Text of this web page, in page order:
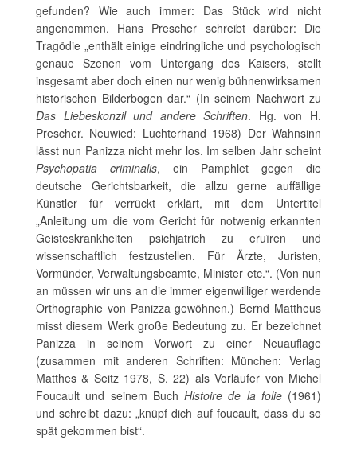
gefunden? Wie auch immer: Das Stück wird nicht
angenommen. Hans Prescher schreibt darüber: Die
Tragödie „enthält einige eindringliche und psychologisch
genaue Szenen vom Untergang des Kaisers, stellt
insgesamt aber doch einen nur wenig bühnenwirksamen
historischen Bilderbogen dar.“ (In seinem Nachwort zu
Das Liebeskonzil und andere Schriften. Hg. von H.
Prescher. Neuwied: Luchterhand 1968) Der Wahnsinn
lässt nun Panizza nicht mehr los. Im selben Jahr scheint
Psychopatia criminalis, ein Pamphlet gegen die
deutsche Gerichtsbarkeit, die allzu gerne auffällige
Künstler für verrückt erklärt, mit dem Untertitel
„Anleitung um die vom Gericht für notwenig erkannten
Geisteskrankheiten psichjatrich zu eruïren und
wissenschaftlich festzustellen. Für Ärzte, Juristen,
Vormünder, Verwaltungsbeamte, Minister etc.“. (Von nun
an müssen wir uns an die immer eigenwilliger werdende
Orthographie von Panizza gewöhnen.) Bernd Mattheus
misst diesem Werk große Bedeutung zu. Er bezeichnet
Panizza in seinem Vorwort zu einer Neuauflage
(zusammen mit anderen Schriften: München: Verlag
Matthes & Seitz 1978, S. 22) als Vorläufer von Michel
Foucault und seinem Buch Histoire de la folie(1961)
und schreibt dazu: „knüpf dich auf foucault, dass du so
spät gekommen bist“.